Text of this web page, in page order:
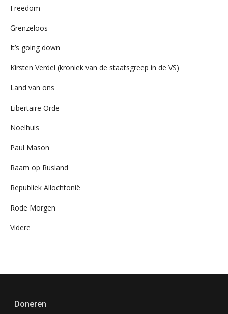
Freedom
Grenzeloos
It’s going down
Kirsten Verdel (kroniek van de staatsgreep in de VS)
Land van ons
Libertaire Orde
Noelhuis
Paul Mason
Raam op Rusland
Republiek Allochtonië
Rode Morgen
Videre
Doneren